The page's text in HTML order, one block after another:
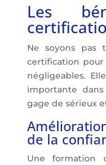
Les
Ne soyons pas
certification
négligeables.
importante
gage de sérieux
de la
Une formation